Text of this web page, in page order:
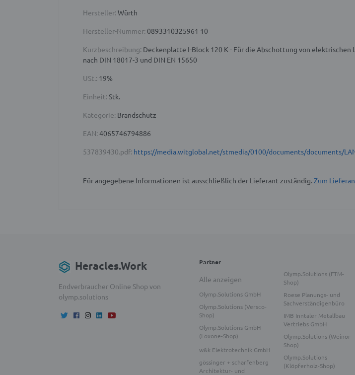
Hersteller: Würth
Hersteller-Nummer: 0893310325961 10
Kurzbeschreibung: Deckenplatte I-Block 120 K - Für die Abschottung von
nach DIN 18017-3 und DIN EN 15650
USt.: 19%
Einheit: Stk.
Kategorie: Brandschutz
EAN: 4065746794886
537839430.pdf: https://media.witglobal.net/stmedia/0100/documents/documents/
Für angegebene Informationen ist ausschließlich der Lieferant zuständig.Zum
Heracles.Work
Endverbraucher Online Shop von
olymp.solutions
Partner
Alle anzeigen
Olymp.Solutions GmbH
Olymp.Solutions (Versco-
Shop)
Olymp.Solutions GmbH
(Loxone-Shop)
w&k Elektrotechnik GmbH
gössinger + scharfenberg
Architektur- und
Olymp.Solutions (FTM-
Shop)
Roese Planungs- und
Sachverständigenbüro
IMB Inntaler Metallbau
Vertriebs GmbH
Olymp.Solutions (Weinor-
Shop)
Olymp.Solutions
(Klöpferholz-Shop)